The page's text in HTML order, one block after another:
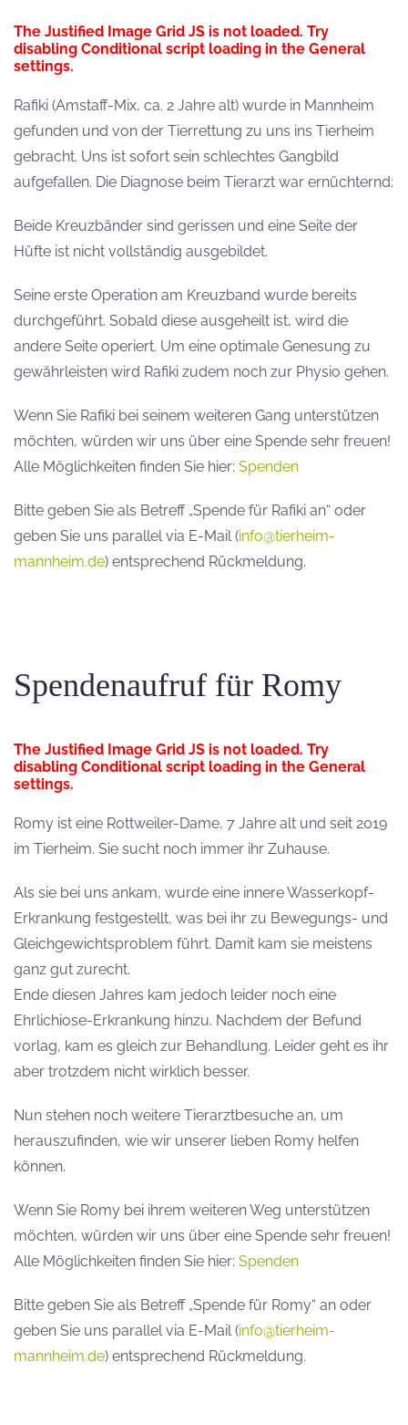
The Justified Image Grid JS is not loaded. Try
disabling Conditional script loading in the General
settings.
Rafiki (Amstaff-Mix, ca. 2 Jahre alt) wurde in Mannheim
gefunden und von der Tierrettung zu uns ins Tierheim
gebracht. Uns ist sofort sein schlechtes Gangbild
aufgefallen. Die Diagnose beim Tierarzt war ernüchternd:
Beide Kreuzbänder sind gerissen und eine Seite der
Hüfte ist nicht vollständig ausgebildet.
Seine erste Operation am Kreuzband wurde bereits
durchgeführt. Sobald diese ausgeheilt ist, wird die
andere Seite operiert. Um eine optimale Genesung zu
gewährleisten wird Rafiki zudem noch zur Physio gehen.
Wenn Sie Rafiki bei seinem weiteren Gang unterstützen
möchten, würden wir uns über eine Spende sehr freuen!
Alle Möglichkeiten finden Sie hier: Spenden
Bitte geben Sie als Betreff „Spende für Rafiki an“ oder
geben Sie uns parallel via E-Mail (info@tierheim-
mannheim.de) entsprechend Rückmeldung.
Spendenaufruf für Romy
The Justified Image Grid JS is not loaded. Try
disabling Conditional script loading in the General
settings.
Romy ist eine Rottweiler-Dame, 7 Jahre alt und seit 2019
im Tierheim. Sie sucht noch immer ihr Zuhause.
Als sie bei uns ankam, wurde eine innere Wasserkopf-
Erkrankung festgestellt, was bei ihr zu Bewegungs- und
Gleichgewichtsproblem führt. Damit kam sie meistens
ganz gut zurecht.
Ende diesen Jahres kam jedoch leider noch eine
Ehrlichiose-Erkrankung hinzu. Nachdem der Befund
vorlag, kam es gleich zur Behandlung. Leider geht es ihr
aber trotzdem nicht wirklich besser.
Nun stehen noch weitere Tierarztbesuche an, um
herauszufinden, wie wir unserer lieben Romy helfen
können.
Wenn Sie Romy bei ihrem weiteren Weg unterstützen
möchten, würden wir uns über eine Spende sehr freuen!
Alle Möglichkeiten finden Sie hier: Spenden
Bitte geben Sie als Betreff „Spende für Romy“ an oder
geben Sie uns parallel via E-Mail (info@tierheim-
mannheim.de) entsprechend Rückmeldung.